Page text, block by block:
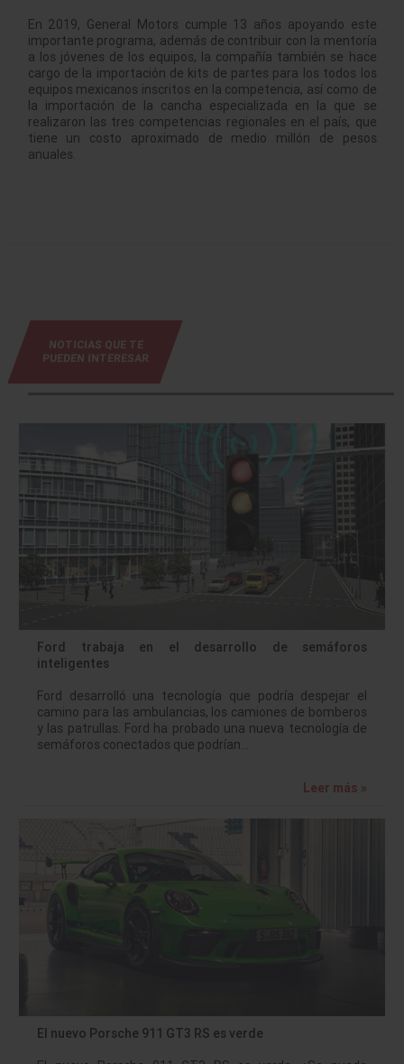
En 2019, General Motors cumple 13 años apoyando este
importante programa, además de contribuir con la mentoría
a los jóvenes de los equipos, la compañía también se hace
cargo de la importación de kits de partes para los todos los
equipos mexicanos inscritos en la competencia, así como de
la importación de la cancha especializada en la que se
realizaron las tres competencias regionales en el país, que
tiene un costo aproximado de medio millón de pesos
anuales.
NOTICIAS QUE TE
PUEDEN INTERESAR
Ford trabaja en el desarrollo de semáforos
inteligentes
Ford desarrolló una tecnología que podría despejar el
camino para las ambulancias, los camiones de bomberos
y las patrullas. Ford ha probado una nueva tecnología de
semáforos conectados que podrían…
Leer más »
El nuevo Porsche 911 GT3 RS es verde